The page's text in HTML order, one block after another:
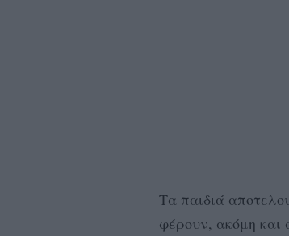
Τα παιδιά
φέρουν, ακόμη και